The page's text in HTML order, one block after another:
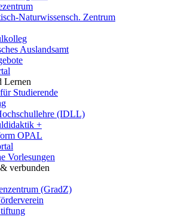
Naturwissensch. Zentrum
Auslandsamt
Lernen
Studierende
(IDLL)
+
OPAL
Vorlesungen
verbunden
(GradZ)